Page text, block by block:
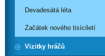
Devadesátá léta
Začátek nového tisíciletí
Vizitky hráčů